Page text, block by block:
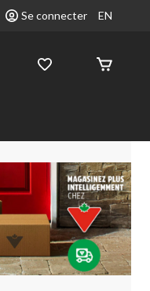
Se connecter EN